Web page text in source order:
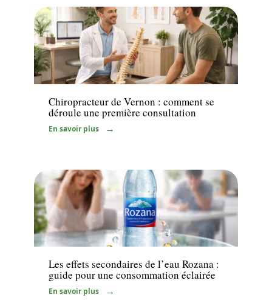
Santé
Chiropracteur de Vernon : comment se
déroule une première consultation
En savoir plus
Santé
Les effets secondaires de l’eau Rozana :
guide pour une consommation éclairée
En savoir plus